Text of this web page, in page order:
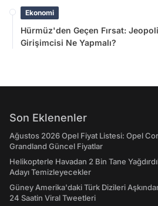
Ekonomi
Hürmüz'den Geçen Fırsat:
Girişimcisi Ne Yapmalı?
Son Eklenenler
Ağustos 2026 Opel Fiyat Listesi: Opel
Grandland Güncel Fiyatlar
Helikopterle Havadan 2 Bin Tane
Adayı Temizleyecekler
Güney Amerika'daki Türk Dizileri
24 Saatin Viral Tweetleri